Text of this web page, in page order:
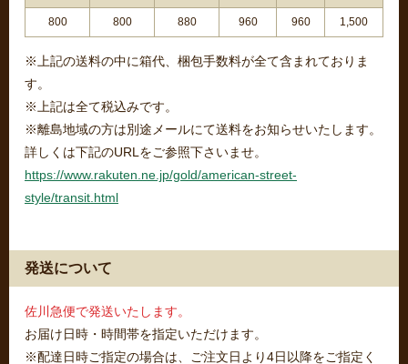
800 800 880 960 960 1,500
※上記の送料の中に箱代、梱包手数料が全て含まれておりま
す。
※上記は全て税込みです。
※離島地域の方は別途メールにて送料をお知らせいたします。
詳しくは下記のURLをご参照下さいませ。
https://www.rakuten.ne.jp/gold/american-street-
style/transit.html
発送について
佐川急便で発送いたします。
お届け日時・時間帯を指定いただけます。
※配達日時ご指定の場合は、ご注文日より4日以降をご指定く